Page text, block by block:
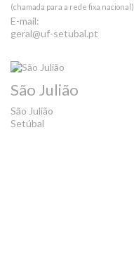
(chamada para a rede fixa nacional)
E-mail:
geral@uf-setubal.pt
São Julião
São Julião
Setúbal